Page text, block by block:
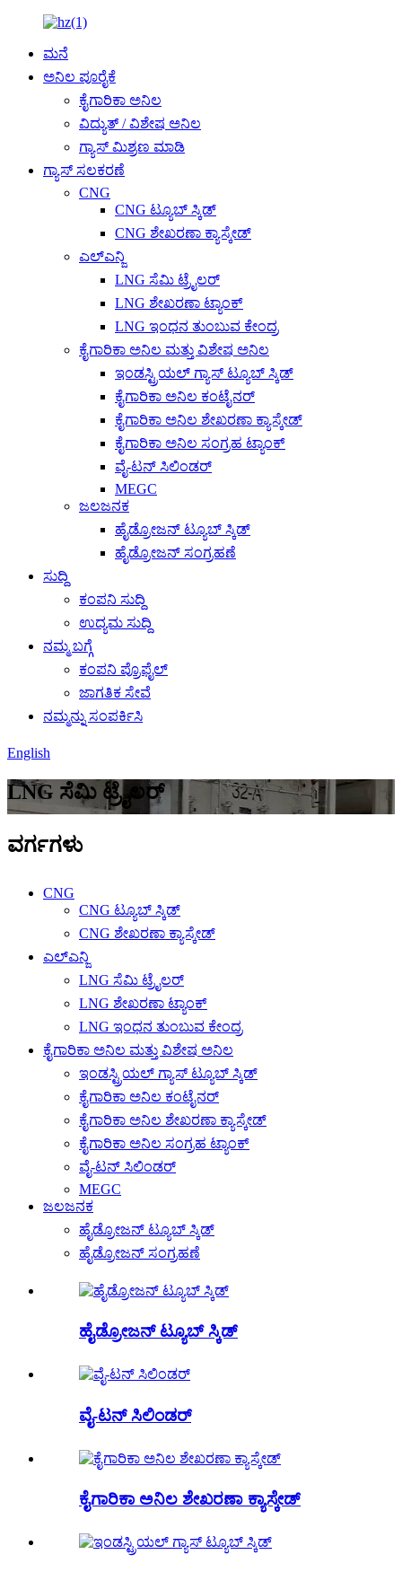
ಮನೆ
ಅನಿಲ ಪೂರೈಕೆ
ಕೈಗಾರಿಕಾ ಅನಿಲ
ವಿದ್ಯುತ್ / ವಿಶೇಷ ಅನಿಲ
ಗ್ಯಾಸ್ ಮಿಶ್ರಣ ಮಾಡಿ
ಗ್ಯಾಸ್ ಸಲಕರಣೆ
CNG
CNG ಟ್ಯೂಬ್ ಸ್ಕಿಡ್
CNG ಶೇಖರಣಾ ಕ್ಯಾಸ್ಕೇಡ್
ಎಲ್ಎನ್ಜಿ
LNG ಸೆಮಿ ಟ್ರೈಲರ್
LNG ಶೇಖರಣಾ ಟ್ಯಾಂಕ್
LNG ಇಂಧನ ತುಂಬುವ ಕೇಂದ್ರ
ಕೈಗಾರಿಕಾ ಅನಿಲ ಮತ್ತು ವಿಶೇಷ ಅನಿಲ
ಇಂಡಸ್ಟ್ರಿಯಲ್ ಗ್ಯಾಸ್ ಟ್ಯೂಬ್ ಸ್ಕಿಡ್
ಕೈಗಾರಿಕಾ ಅನಿಲ ಕಂಟೈನರ್
ಕೈಗಾರಿಕಾ ಅನಿಲ ಶೇಖರಣಾ ಕ್ಯಾಸ್ಕೇಡ್
ಕೈಗಾರಿಕಾ ಅನಿಲ ಸಂಗ್ರಹ ಟ್ಯಾಂಕ್
ವೈ-ಟನ್ ಸಿಲಿಂಡರ್
MEGC
ಜಲಜನಕ
ಹೈಡ್ರೋಜನ್ ಟ್ಯೂಬ್ ಸ್ಕಿಡ್
ಹೈಡ್ರೋಜನ್ ಸಂಗ್ರಹಣೆ
ಸುದ್ದಿ
ಕಂಪನಿ ಸುದ್ದಿ
ಉದ್ಯಮ ಸುದ್ದಿ
ನಮ್ಮ ಬಗ್ಗೆ
ಕಂಪನಿ ಪ್ರೊಫೈಲ್
ಜಾಗತಿಕ ಸೇವೆ
ನಮ್ಮನ್ನು ಸಂಪರ್ಕಿಸಿ
English
LNG ಸೆಮಿ ಟ್ರೈಲರ್
ವರ್ಗಗಳು
CNG
CNG ಟ್ಯೂಬ್ ಸ್ಕಿಡ್
CNG ಶೇಖರಣಾ ಕ್ಯಾಸ್ಕೇಡ್
ಎಲ್ಎನ್ಜಿ
LNG ಸೆಮಿ ಟ್ರೈಲರ್
LNG ಶೇಖರಣಾ ಟ್ಯಾಂಕ್
LNG ಇಂಧನ ತುಂಬುವ ಕೇಂದ್ರ
ಕೈಗಾರಿಕಾ ಅನಿಲ ಮತ್ತು ವಿಶೇಷ ಅನಿಲ
ಇಂಡಸ್ಟ್ರಿಯಲ್ ಗ್ಯಾಸ್ ಟ್ಯೂಬ್ ಸ್ಕಿಡ್
ಕೈಗಾರಿಕಾ ಅನಿಲ ಕಂಟೈನರ್
ಕೈಗಾರಿಕಾ ಅನಿಲ ಶೇಖರಣಾ ಕ್ಯಾಸ್ಕೇಡ್
ಕೈಗಾರಿಕಾ ಅನಿಲ ಸಂಗ್ರಹ ಟ್ಯಾಂಕ್
ವೈ-ಟನ್ ಸಿಲಿಂಡರ್
MEGC
ಜಲಜನಕ
ಹೈಡ್ರೋಜನ್ ಟ್ಯೂಬ್ ಸ್ಕಿಡ್
ಹೈಡ್ರೋಜನ್ ಸಂಗ್ರಹಣೆ
ಹೈಡ್ರೋಜನ್ ಟ್ಯೂಬ್ ಸ್ಕಿಡ್
ವೈ-ಟನ್ ಸಿಲಿಂಡರ್
ಕೈಗಾರಿಕಾ ಅನಿಲ ಶೇಖರಣಾ ಕ್ಯಾಸ್ಕೇಡ್